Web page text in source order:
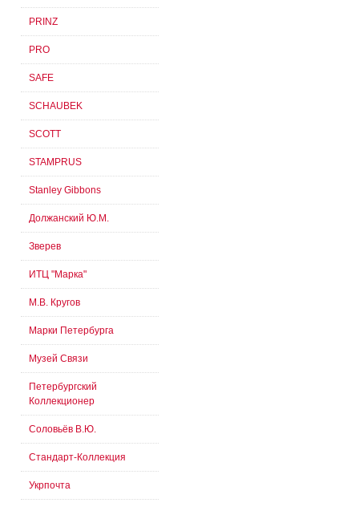
PRINZ
PRO
SAFE
SCHAUBEK
SCOTT
STAMPRUS
Stanley Gibbons
Должанский Ю.М.
Зверев
ИТЦ "Марка"
М.В. Кругов
Марки Петербурга
Музей Связи
Петербургский
Коллекционер
Соловьёв В.Ю.
Стандарт-Коллекция
Укрпочта